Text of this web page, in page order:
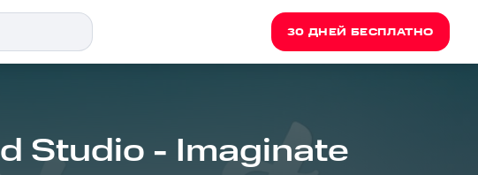
30 ДНЕЙ БЕСПЛАТНО
Studio - Imaginate